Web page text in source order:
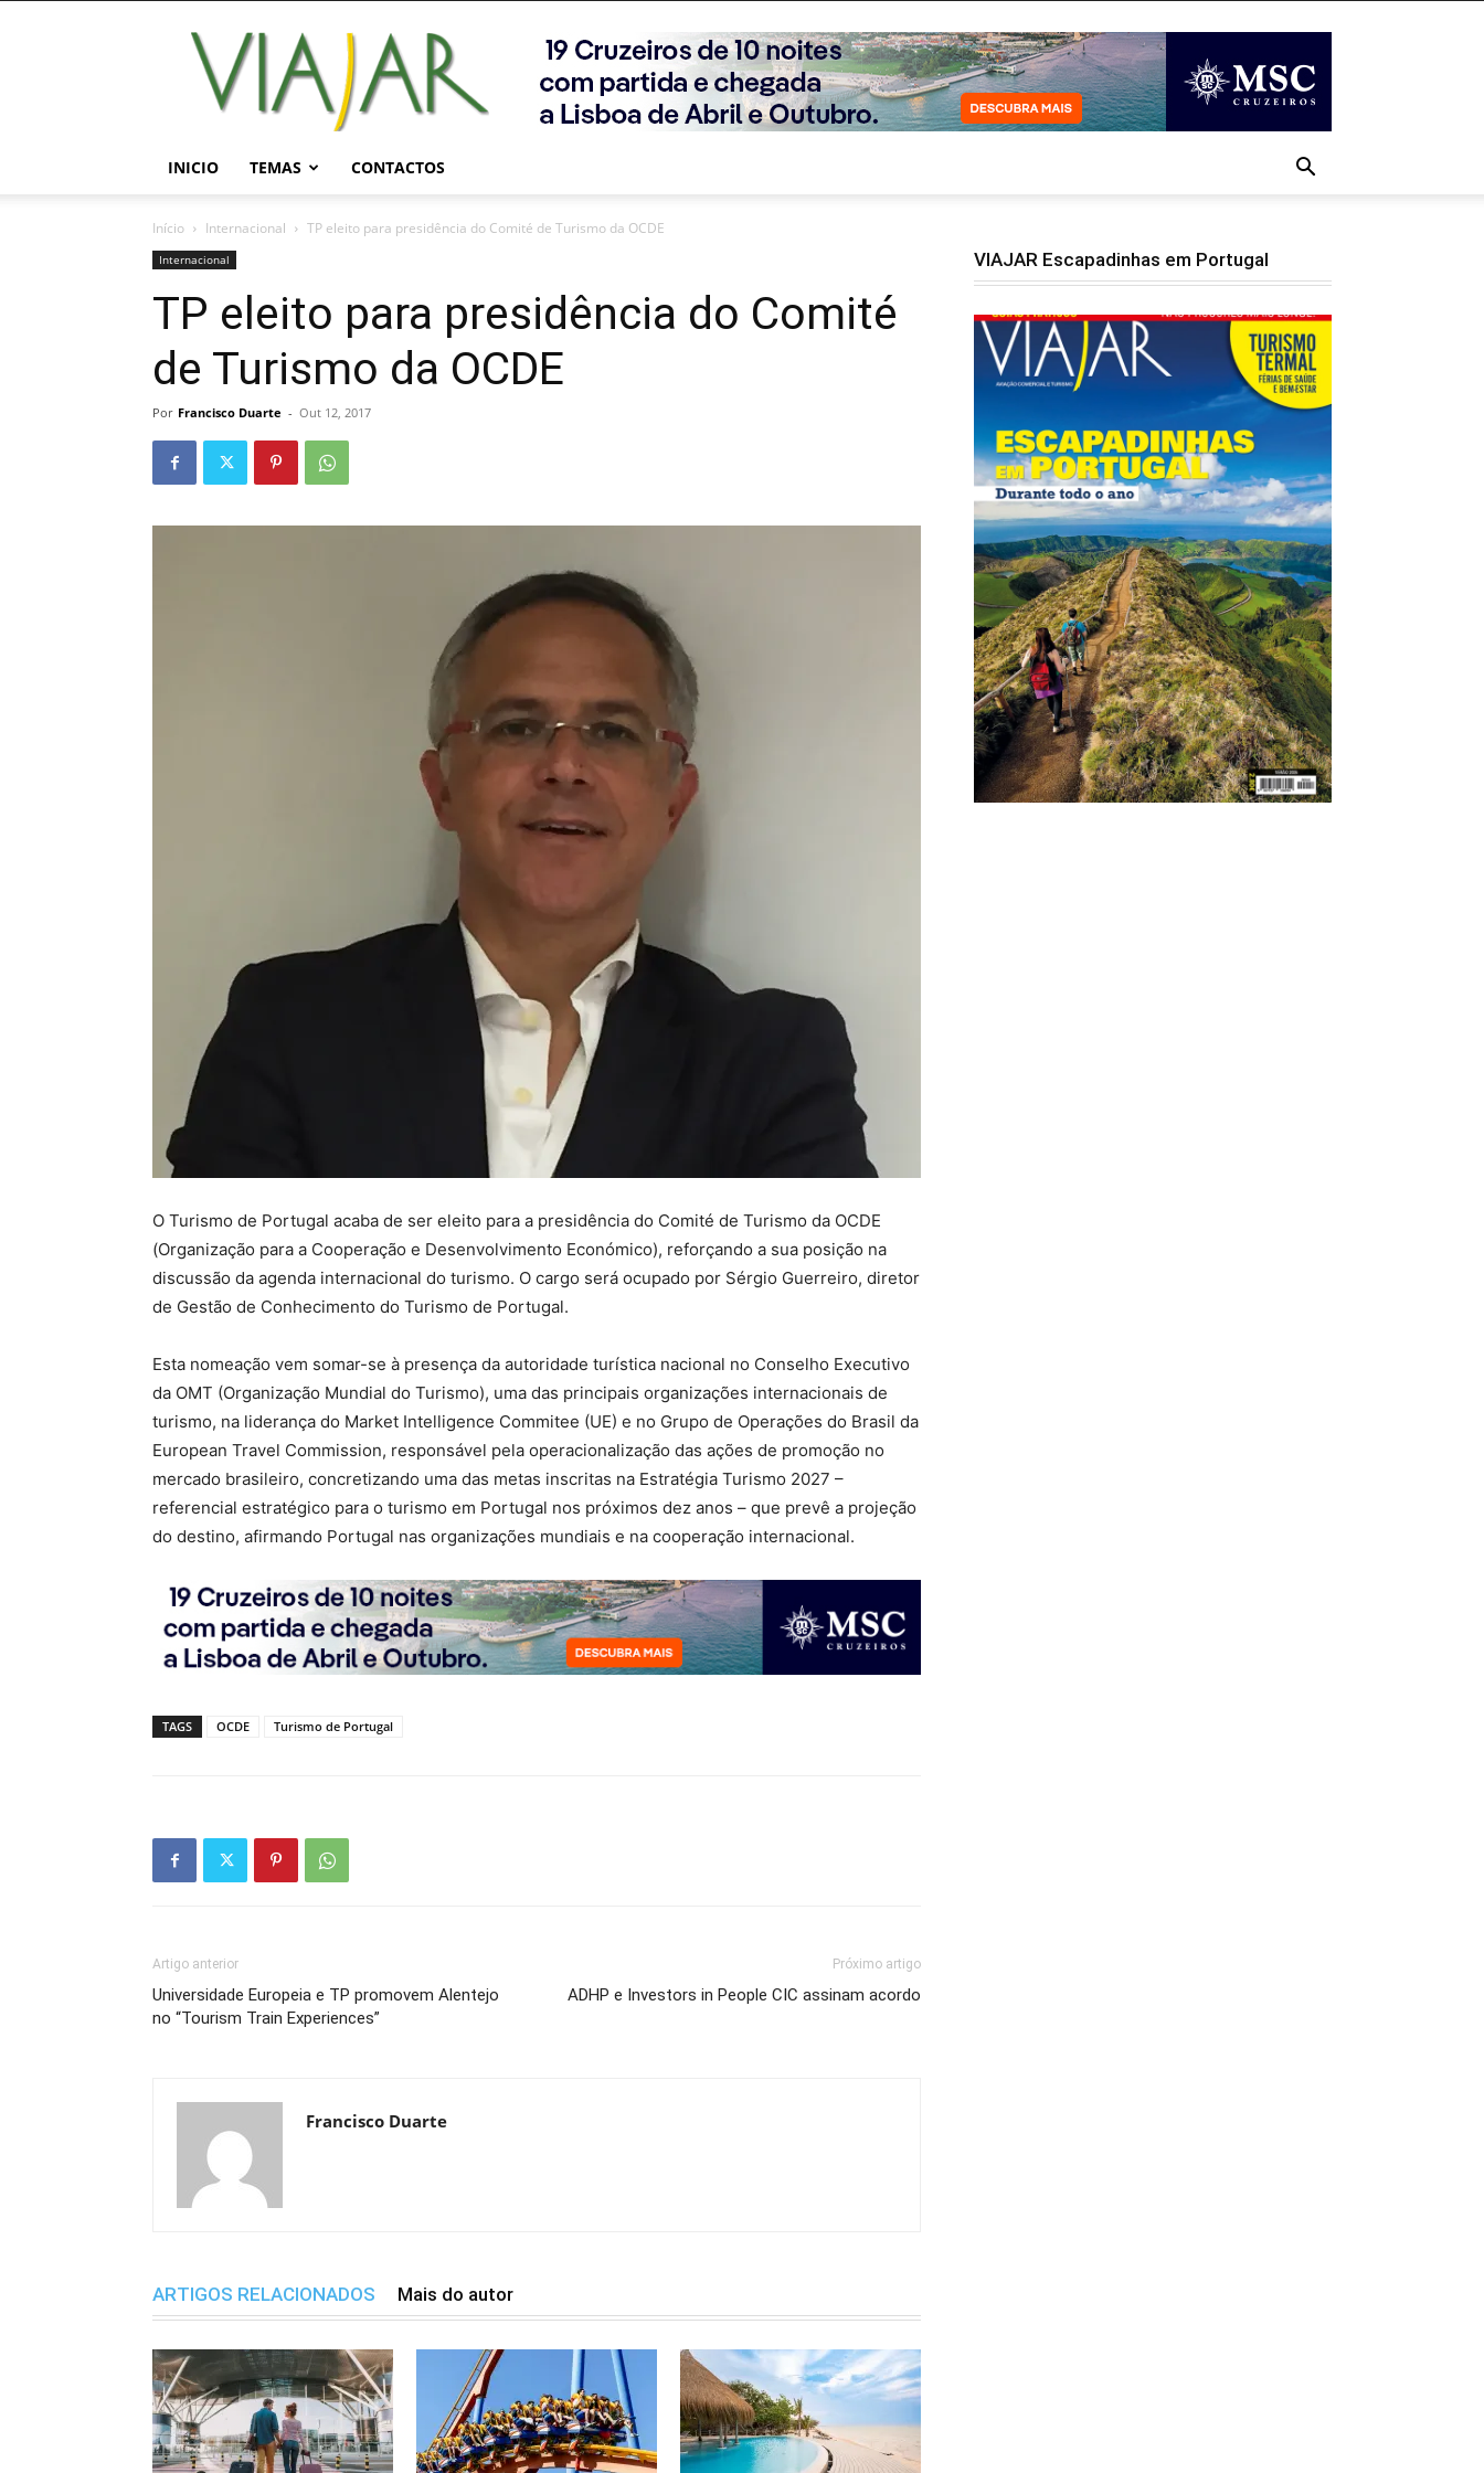
Viajar
Magazine
Online
INICIO TEMAS CONTACTOS
Início Internacional TP eleito para presidência do Comité de Turismo da OCDE
Internacional
TP eleito para presidência do Comité
de Turismo da OCDE
Por Francisco Duarte - Out 12, 2017
O Turismo de Portugal acaba de ser eleito para a presidência do Comité de Turismo da OCDE
(Organização para a Cooperação e Desenvolvimento Económico), reforçando a sua posição na
discussão da agenda internacional do turismo. O cargo será ocupado por Sérgio Guerreiro, diretor
de Gestão de Conhecimento do Turismo de Portugal.
Esta nomeação vem somar-se à presença da autoridade turística nacional no Conselho Executivo
da OMT (Organização Mundial do Turismo), uma das principais organizações internacionais de
turismo, na liderança do Market Intelligence Commitee (UE) e no Grupo de Operações do Brasil da
European Travel Commission, responsável pela operacionalização das ações de promoção no
mercado brasileiro, concretizando uma das metas inscritas na Estratégia Turismo 2027 –
referencial estratégico para o turismo em Portugal nos próximos dez anos – que prevê a projeção
do destino, afirmando Portugal nas organizações mundiais e na cooperação internacional.
TAGS OCDE Turismo de Portugal
Artigo anterior
Universidade Europeia e TP promovem Alentejo
no “Tourism Train Experiences”
Próximo artigo
ADHP e Investors in People CIC assinam acordo
Francisco Duarte
ARTIGOS RELACIONADOS Mais do autor
VIAJAR Escapadinhas em Portugal